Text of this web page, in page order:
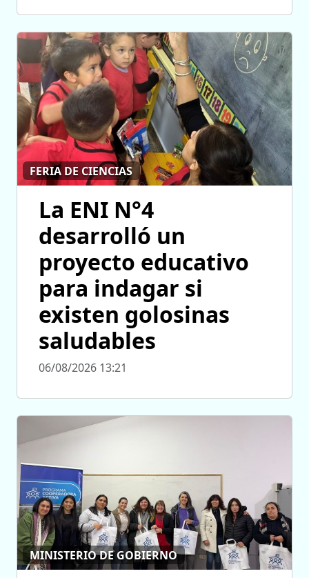
FERIA DE CIENCIAS
La ENI N°4
desarrolló un
proyecto educativo
para indagar si
existen golosinas
saludables
06/08/2026 13:21
MINISTERIO DE GOBIERNO